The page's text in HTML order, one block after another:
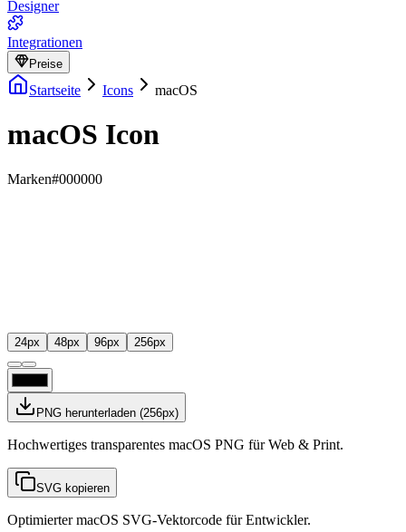
Designer
Integrationen
Preise
Startseite Icons macOS
macOS Icon
Marken#000000
24px 48px 96px 256px
PNG herunterladen (256px)
Hochwertiges transparentes macOS PNG für Web & Print.
SVG kopieren
Optimierter macOS SVG-Vektorcode für Entwickler.